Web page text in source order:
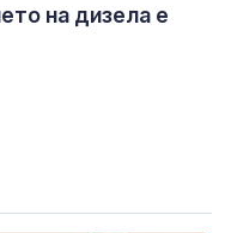
на дизела е